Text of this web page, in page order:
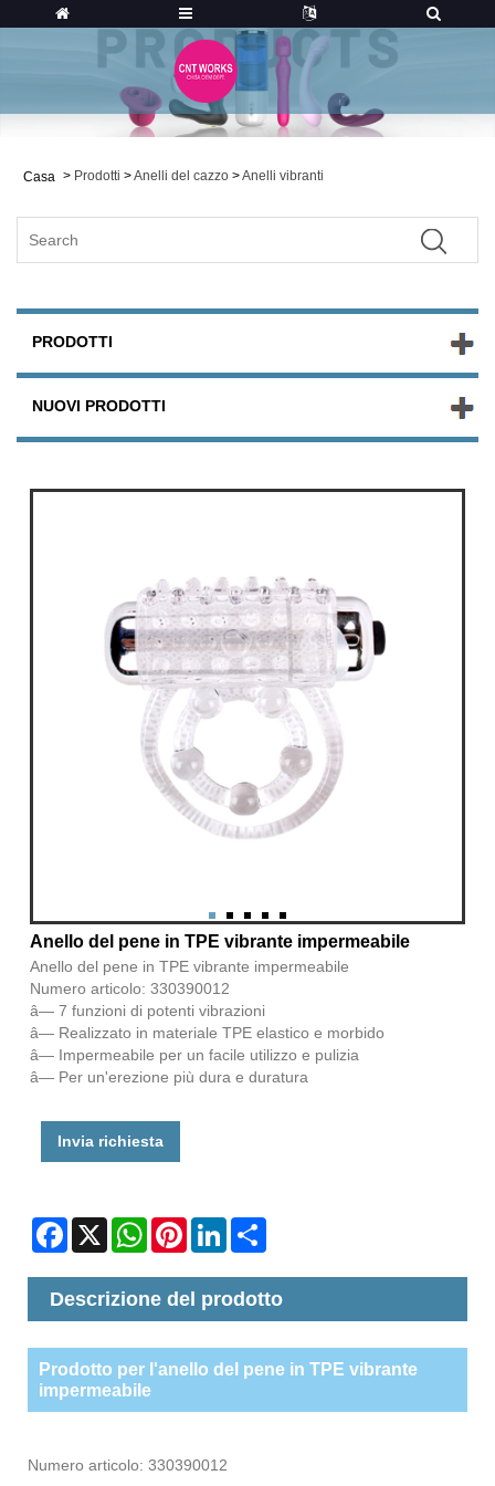
Casa > Prodotti >Anelli del cazzo >Anelli vibranti
PRODOTTI
NUOVI PRODOTTI
Anello del pene in TPE vibrante impermeabile
Anello del pene in TPE vibrante impermeabile
Numero articolo: 330390012
â— 7 funzioni di potenti vibrazioni
â— Realizzato in materiale TPE elastico e morbido
â— Impermeabile per un facile utilizzo e pulizia
â— Per un'erezione più dura e duratura
Invia richiesta
Facebook
X WhatsAppPinterestLinkedIn
Descrizione del prodotto
Prodotto per l'anello del pene in TPE vibrante
impermeabile
Numero articolo: 330390012